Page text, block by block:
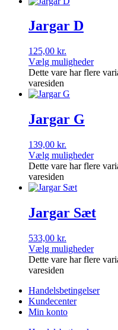
Jargar D
125,00 kr.
Vælg muligheder
Dette vare har flere
varesiden
Jargar G
139,00 kr.
Vælg muligheder
Dette vare har flere
varesiden
Jargar Sæt
533,00 kr.
Vælg muligheder
Dette vare har flere
varesiden
Handelsbetingelser
Kundecenter
Min konto